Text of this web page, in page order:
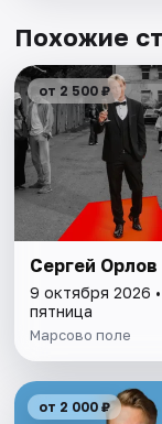
Похожие
от 2 500 ₽
Сергей Орлов
9 октября 2026 •
пятница
Марсово поле
от 2 000 ₽